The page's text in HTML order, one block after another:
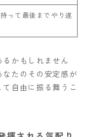
って最後までやり遂
るかもしれません
たのその安定感が
自由に振る舞うこ